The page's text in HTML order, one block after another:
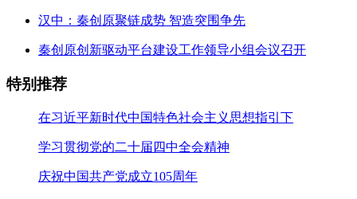
汉中：秦创原聚链成势 智造突围争先
秦创原创新驱动平台建设工作领导小组会议召开
特别推荐
在习近平新时代中国特色社会主义思想指引下
学习贯彻党的二十届四中全会精神
庆祝中国共产党成立105周年